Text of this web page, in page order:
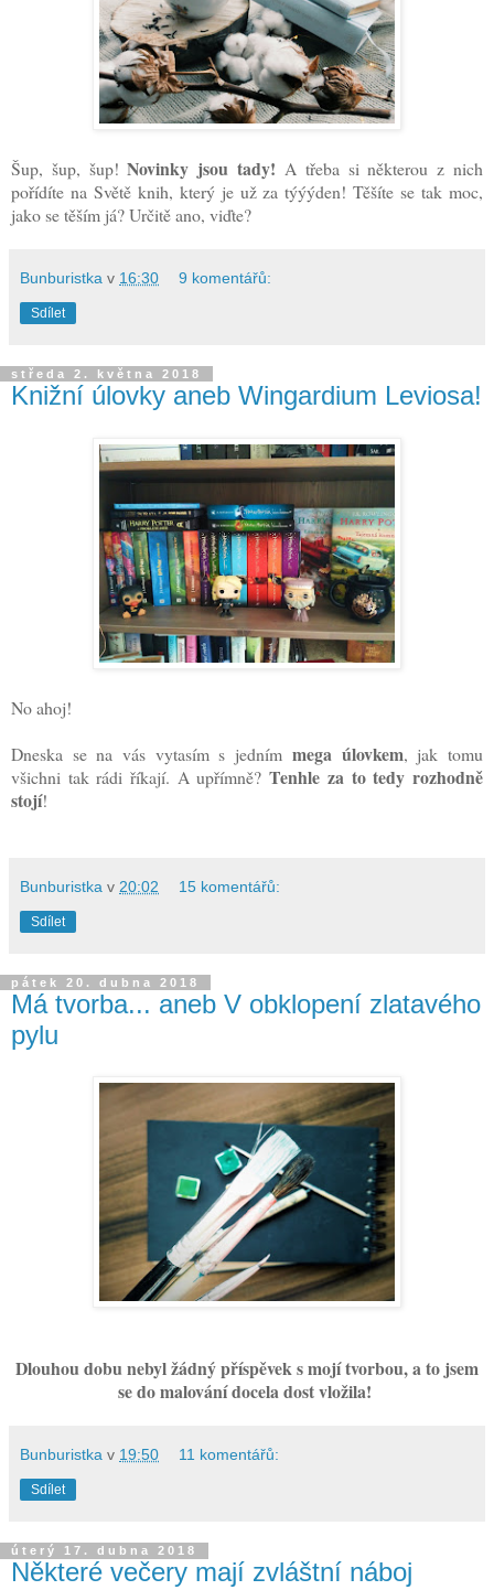
Šup, šup, šup!Novinky jsou tady! A třeba si některou z nich
pořídíte na Světě knih, který je už za týýýden! Těšíte se tak moc,
jako se těším já? Určitě ano, viďte?
Bunburistka v 16:30 9 komentářů:
Sdílet
středa 2. května 2018
Knižní úlovky aneb Wingardium Leviosa!
No ahoj!
Dneska se na vás vytasím s jedním mega úlovkem, jak tomu
všichni tak rádi říkají. A upřímně?Tenhle za to tedy rozhodně
stojí!
Bunburistka v 20:02 15 komentářů:
Sdílet
pátek 20. dubna 2018
Má tvorba... aneb V obklopení zlatavého
pylu
Dlouhou dobu nebyl žádný příspěvek s mojí tvorbou, a to jsem
se do malování docela dost vložila!
Bunburistka v 19:50 11 komentářů:
Sdílet
úterý 17. dubna 2018
Některé večery mají zvláštní náboj